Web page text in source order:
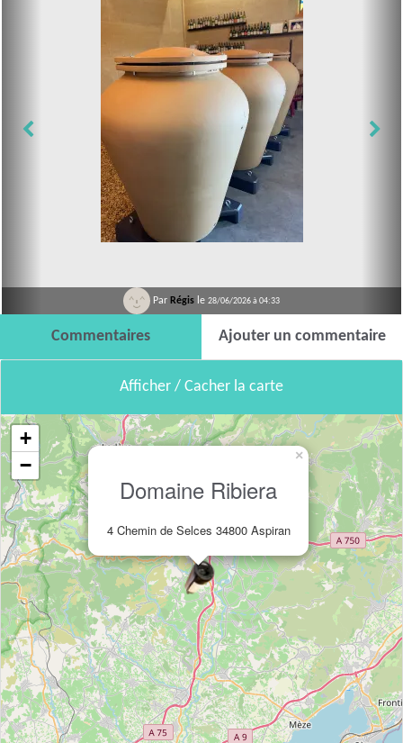
Par Régis le 28/06/2026 à 04:33
Commentaires Ajouter un commentaire
Afficher / Cacher la carte
Domaine Ribiera
4 Chemin de Selces 34800 Aspiran
×
+
−